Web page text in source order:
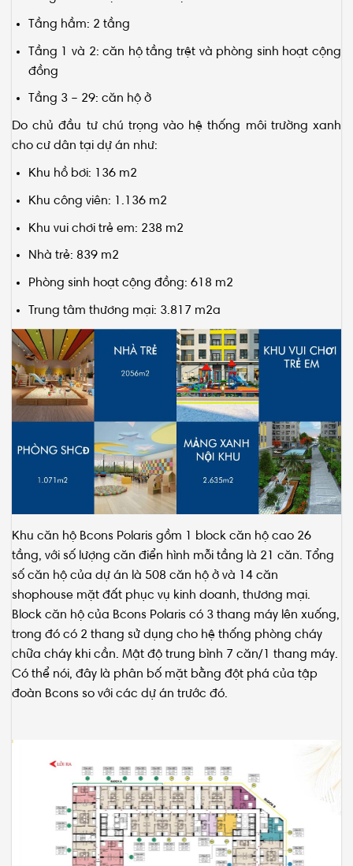
Tầng hầm: 2 tầng
Tầng 1 và 2: căn hộ tầng trệt và phòng sinh hoạt cộng
đồng
Tầng 3 – 29: căn hộ ở
Do chủ đầu tư chú trọng vào hệ thống môi trường xanh
cho cư dân tại dự án như:
Khu hồ bơi: 136 m2
Khu công viên: 1.136 m2
Khu vui chơi trẻ em: 238 m2
Nhà trẻ: 839 m2
Phòng sinh hoạt cộng đồng: 618 m2
Trung tâm thương mại: 3.817 m2a
Khu căn hộ Bcons Polaris gồm 1 block căn hộ cao 26
tầng, với số lượng căn điển hình mỗi tầng là 21 căn. Tổng
số căn hộ của dự án là 508 căn hộ ở và 14 căn
shophouse mặt đất phục vụ kinh doanh, thương mại.
Block căn hộ của Bcons Polaris có 3 thang máy lên xuống,
trong đó có 2 thang sử dụng cho hệ thống phòng cháy
chữa cháy khi cần. Mật độ trung bình 7 căn/1 thang máy.
Có thể nói, đây là phân bố mặt bằng đột phá của tập
đoàn Bcons so với các dự án trước đó.